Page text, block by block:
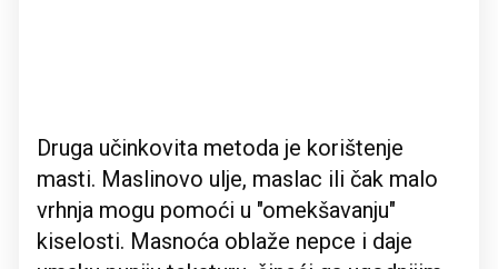
Druga učinkovita metoda je korištenje
masti. Maslinovo ulje, maslac ili čak malo
vrhnja mogu pomoći u "omekšavanju"
kiselosti. Masnoća oblaže nepce i daje